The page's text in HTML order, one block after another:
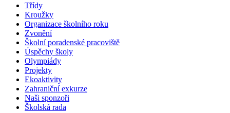
Třídy
Kroužky
Organizace školního roku
Zvonění
Školní poradenské pracoviště
Úspěchy školy
Olympiády
Projekty
Ekoaktivity
Zahraniční exkurze
Naši sponzoři
Školská rada